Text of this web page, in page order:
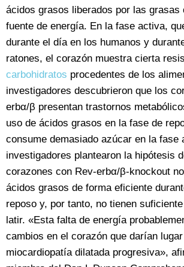
ácidos grasos liberados por las grasas
fuente de energía. En la fase activa,
durante el día en los humanos y
ratones, el corazón muestra cierta
carbohidratos procedentes de los
investigadores descubrieron que los
erbα/β presentan trastornos
uso de ácidos grasos en la fase de
consume demasiado azúcar en la fase
investigadores plantearon la hipótesis
corazones con Rev-erbα/β-knockout
ácidos grasos de forma eficiente
reposo y, por tanto, no tienen
latir. «Esta falta de energía
cambios en el corazón que darían
miocardiopatía dilatada progresiva»,